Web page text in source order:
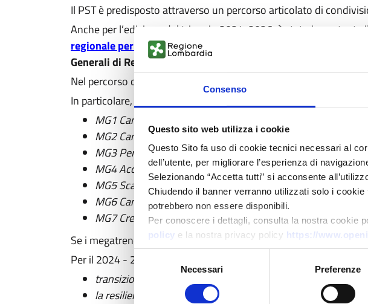
Consenso
Questo sito web utilizza i cookie
Questo Sito fa uso di cookie tecnici necessari al
dell’utente, per migliorare l’esperienza di
Selezionando “Accetta tutti” si acconsente
Chiudendo il banner verranno utilizzati solo i
potrebbero non essere disponibili.
Per conoscere i dettagli, consulta la nostra cookie
policy e la nostra privacy policy https://
Selezione
consenso
Necessari Preferenze
Il PST è predisposto attraverso un percorso articolato di
Anche per l’edizione del triennio 2024-2026 è stato importante il
regionale per la Ricerca e l’innovazione
Generalidi Regione Lombardia
Nel percorso di condivisione e collaborazione con il sistema
In particolare, proprio grazie al contributo del Foro sono stati
MG1 Cambiamenti demografici
MG2 Cambiamenti climatici e ambientali dovuti all’azione
MG3 Perdita Biodiversità ed impatto sistemico
MG4 Accelerazione dell’evoluzione tecnologica
MG5 Scarsità di risorse e imprevedibilità
MG6 Cambiamenti geopolitici ed eventi ad impatto sistemico
MG7 Crescente interconnessione e virtualizzazione delle
Se i megatrend disegnano il contestoentro il quale si inserisce il
Per il 2024 - 2026, Regione Lombardia ha scelto
transizione verde e digitale
la resilienza e la capacità di adattamento del sistema